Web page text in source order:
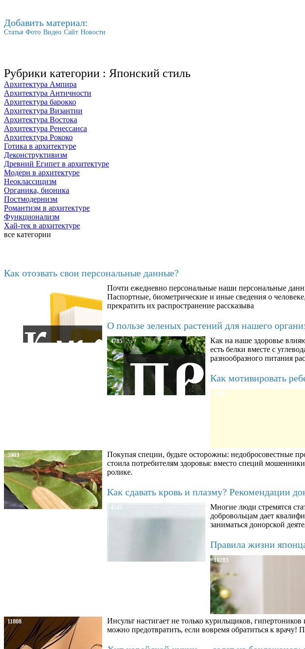
Добавить материал:
Статья Фото Видео Сайт Новости
Рубрики категории : Японский стиль
Архитектура Ампира
Архитектура Античности
Архитектура барокко
Архитектура Византии
Архитектура Востока
Архитектура Ренессанса
Архитектура Рококо
Готика в архитектуре
Деконструктивизм
Древний Египет в архитектуре
Модерн в архитектуре
Неоклассицизм
Органика, бионика
Постмодернизм
Романтизм в архитектуре
Функционализм
Хай-тек в архитектуре
все категории
Как отозвать свои персональные данные?
Почти ежедневно персональные наши персональные
Паспортные, биометрические и иные сведения о
прекратить их распространение рассказыва
О пользе зеленых растений для нашего
4785
Как на наше здоровье
есть белки вместе с
разнообразного питания
Как мотивировать
8780
5903
Покупая специи, будьте осторожны: недобросовестные
стоила потребителям здоровья: вместо специй
ролике.
Как сдавать кровь и плазму? Рекомендации
4143
Многие люди стремятся
добровольцам дает
заниматься донорской
Правила жизни
10283
11808
Инсульт настигает не только курильщиков,
можно предотвратить, если вовремя обратиться к врачу!